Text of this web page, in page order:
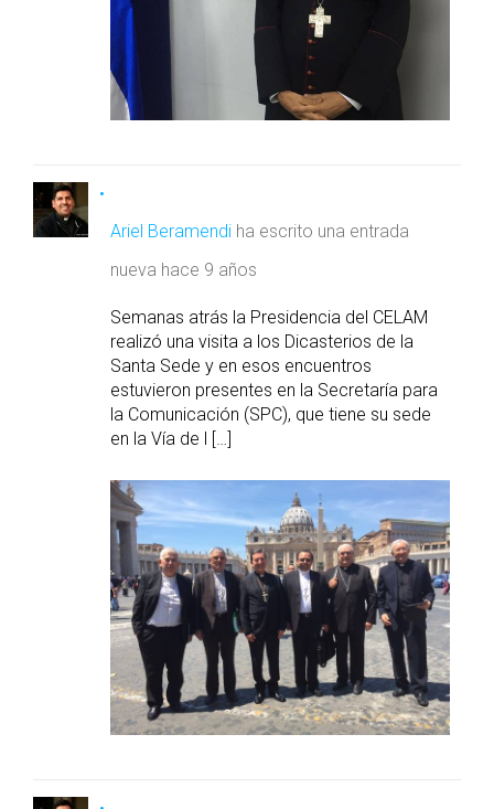
Ariel Beramendi ha escrito una entrada
nueva hace 9 años
Semanas atrás la Presidencia del CELAM
realizó una visita a los Dicasterios de la
Santa Sede y en esos encuentros
estuvieron presentes en la Secretaría para
la Comunicación (SPC), que tiene su sede
en la Vía de l […]